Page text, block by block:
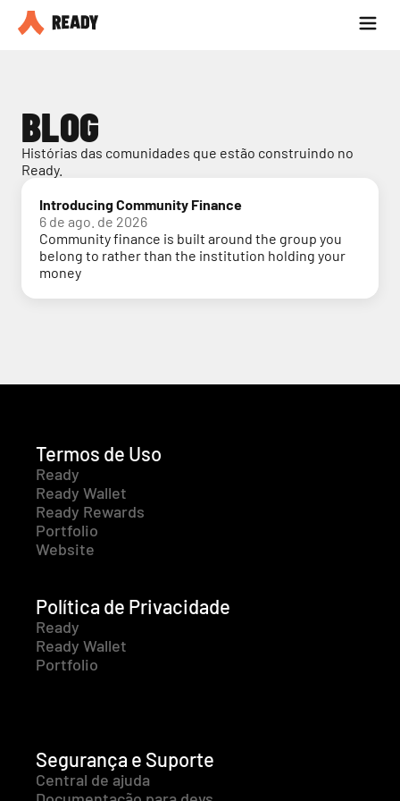
Seja parceiro
BLOG
Histórias das comunidades que estão construindo no
Ready.
Introducing Community Finance
6 de ago. de 2026
Community finance is built around the group you
belong to rather than the institution holding your
money
Termos de Uso
Ready
Ready Wallet
Ready Rewards
Portfolio
Website
Política de Privacidade
Ready
Ready Wallet
Portfolio
Segurança e Suporte
Central de ajuda